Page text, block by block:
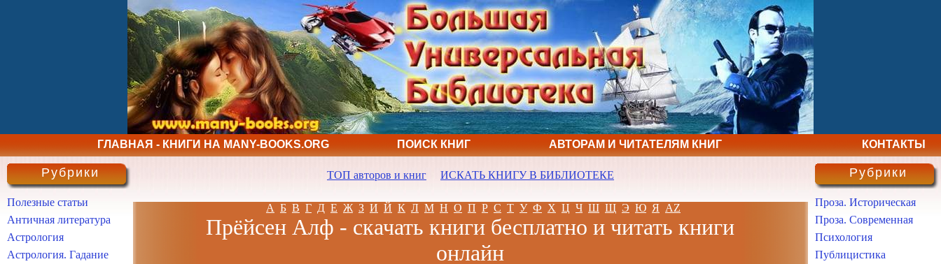
ГЛАВНАЯ - КНИГИ НА MANY-BOOKS.ORG ПОИСК КНИГ АВТОРАМ И ЧИТАТЕЛЯМ КНИГ КОНТАКТЫ
ТОП авторов и книг ИСКАТЬ КНИГУ В БИБЛИОТЕКЕ
А Б В Г Д Е Ж З И Й К Л М Н О П Р С Т У Ф Х Ц Ч Ш Щ Э Ю Я AZ
Прёйсен Алф - скачать книги бесплатно и читать книги
онлайн
Рубрики
Полезные статьи
Античная литература
Астрология
Астрология. Гадание
Рубрики
Проза. Историческая
Проза. Современная
Психология
Публицистика